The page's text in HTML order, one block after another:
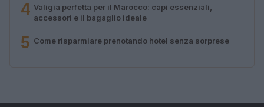
4 Valigia perfetta per il Marocco: capi essenziali,
accessori e il bagaglio ideale
5 Come risparmiare prenotando hotel senza sorprese